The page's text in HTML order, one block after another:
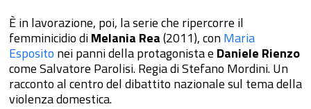
È in lavorazione, poi, la serie che ripercorre il
femminicidio diMelania Rea(2011), conMaria
Esposito nei panni della protagonista e Daniele Rienzo
come Salvatore Parolisi. Regia di Stefano Mordini. Un
racconto al centro del dibattito nazionale sul tema della
violenza domestica.